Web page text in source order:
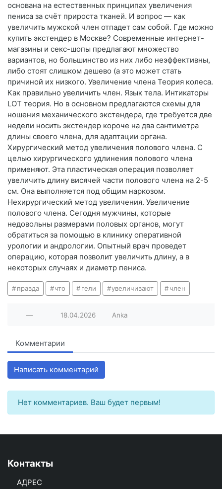
основана на естественных принципах увеличения
пениса за счёт прироста тканей. И вопрос — как
увеличить мужской член отпадет сам собой. Где можно
купить экстендер в Москве? Современные интернет-
магазины и секс-шопы предлагают множество
вариантов, но большинство из них либо неэффективны,
либо стоят слишком дешево (а это может стать
причиной их низкого. Увеличение члена Теория колеса.
Как правильно увеличить член. Язык тела. Интикаторы
LOT теория. Но в основном предлагаются схемы для
ношения механического экстендера, где требуется две
недели носить экстендер короче на два сантиметра
длины своего члена, для адаптации органа.
Хирургический метод увеличения полового члена. С
целью хирургического удлинения полового члена
применяют. Эта пластическая операция позволяет
увеличить длину висячей части полового члена на 2-5
см. Она выполняется под общим наркозом.
Нехирургический метод увеличения. Увеличение
полового члена. Сегодня мужчины, которые
недовольны размерами половых органов, могут
обратиться за помощью в клинику оперативной
урологии и андрологии. Опытный врач проведет
операцию, которая позволит увеличить длину, а в
некоторых случаях и диаметр пениса.
правда что гели увеличивают член
— 18.04.2026 Anka
Комментарии
Написать комментарий
Нет комментариев. Ваш будет первым!
Контакты
АДРЕС